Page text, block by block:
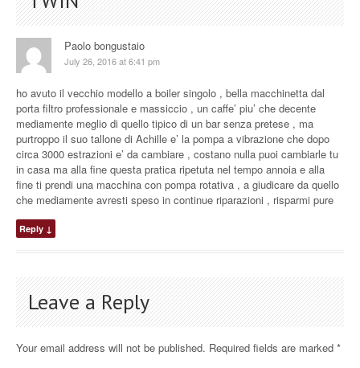
Paolo bongustaio
July 26, 2016 at 6:41 pm
ho avuto il vecchio modello a boiler singolo , bella macchinetta dal
porta filtro professionale e massiccio , un caffe’ piu’ che decente
mediamente meglio di quello tipico di un bar senza pretese , ma
purtroppo il suo tallone di Achille e’ la pompa a vibrazione che dopo
circa 3000 estrazioni e’ da cambiare , costano nulla puoi cambiarle tu
in casa ma alla fine questa pratica ripetuta nel tempo annoia e alla
fine ti prendi una macchina con pompa rotativa , a giudicare da quello
che mediamente avresti speso in continue riparazioni , risparmi pure
Reply ↓
Leave a Reply
Your email address will not be published. Required fields are marked *